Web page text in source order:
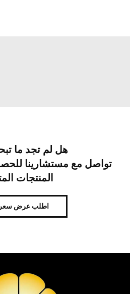
هل لم تجد ما
تواصل مع مستشارينا
المنتجات
اطلب عرض سعر